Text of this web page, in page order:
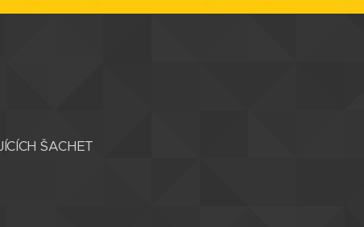
ŠACHET